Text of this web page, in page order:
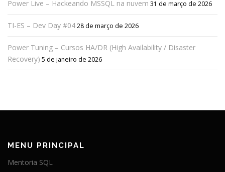
Power Live – Hackeando MSSQL na nuvem 31 de março de 2026
TI-ES – Dev Day #0428 de março de 2026
Power Tuning – Cursos HA/DR (High Availability / Disaster
Recovery) 5 de janeiro de 2026
MENU PRINCIPAL
Mentoria SQL